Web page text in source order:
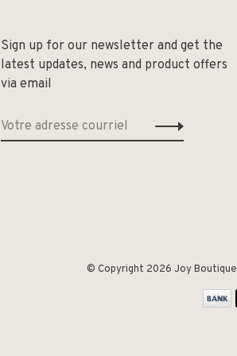
Sign up for our newsletter and get the
latest updates, news and product offers
via email
© Copyright 2026 Joy Boutique